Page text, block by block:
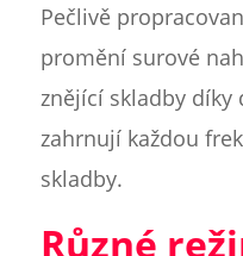
Pečlivě
promění surové
znějící skladby
zahrnují každou
skladby.
Různé